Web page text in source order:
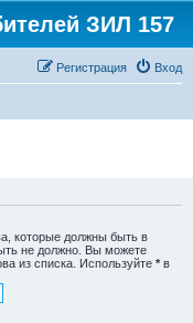
ЗИЛ 157
Вход
Регистрация
которые должны быть в
не должно. Вы можете
из списка. Используйте * в